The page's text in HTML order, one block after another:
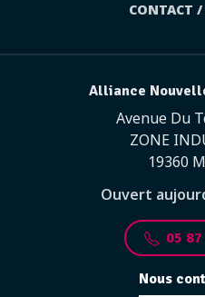
CONTACT
Alliance
Avenue Du
ZONE
19360
Ouvert
05
Nous